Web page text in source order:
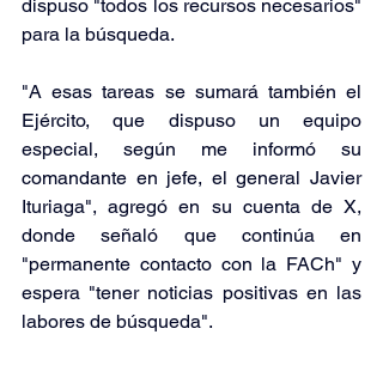
dispuso "todos los recursos necesarios"
para la búsqueda.
"A esas tareas se sumará también el
Ejército, que dispuso un equipo
especial, según me informó su
comandante en jefe, el general Javier
Ituriaga", agregó en su cuenta de X,
donde señaló que continúa en
"permanente contacto con la FACh" y
espera "tener noticias positivas en las
labores de búsqueda".